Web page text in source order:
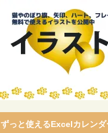
ずっと使えるExcelカレンダ